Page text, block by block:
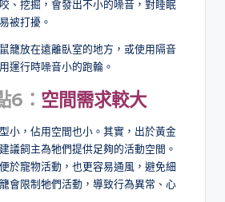
、挖掘，會發出不小的噪音，對睡眠
被打擾。
籠放在遠離臥室的地方，或使用隔音
運行時噪音小的跑輪。
6： 空間需求較大
小，佔用空間也小。其實，出於黃金
議飼主為牠們提供足夠的活動空間。
於寵物活動，也更容易通風，避免細
會限制牠們活動，導致行為異常、心